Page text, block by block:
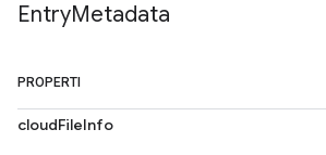
EntryMetadata
PROPERTI
cloudFileInfo